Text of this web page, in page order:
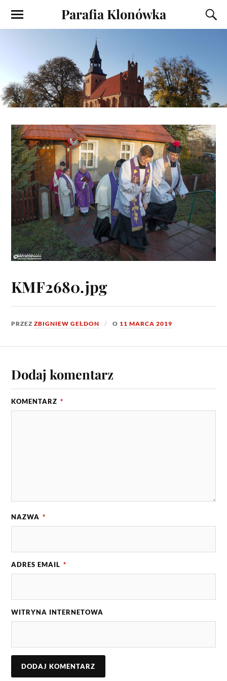
Parafia Klonówka
KMF2680.jpg
PRZEZZBIGNIEW GEŁDON O 11 MARCA 2019
Dodaj komentarz
KOMENTARZ *
NAZWA *
ADRES EMAIL *
WITRYNA INTERNETOWA